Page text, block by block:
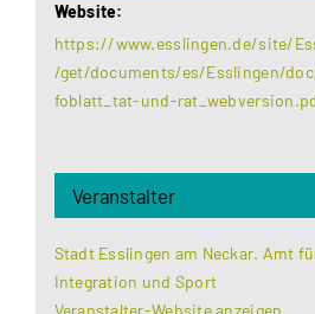
Website:
https://www.esslingen.de/site/
/get/documents/es/Esslingen/
foblatt_tat-und-
Veranstalter
Stadt Esslingen am Neckar. Amt
Integration und Sport